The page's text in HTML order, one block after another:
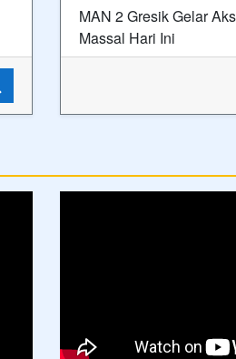
MAN 2 Gresik Gelar
Massal Hari Ini